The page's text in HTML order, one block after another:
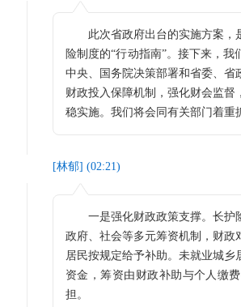
此次省政府出台的实施方案，
险制度的“行动指南”。接下来，我
中央、国务院决策部署和省委、省
财政投入保障机制，强化财会监督
稳实施。我们将会同有关部门着重
[林郁] (02:21)
一是强化财政政策支撑。长护险
政府、社会等多元筹资机制，财政
居民按规定给予补助。未就业城乡
资金，筹资由财政补助与个人缴
担。